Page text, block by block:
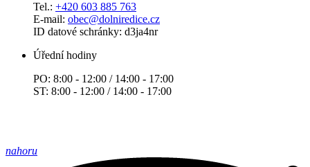
Tel.: +420 603 885 763
E-mail: obec@dolniredice.cz
ID datové schránky: d3ja4nr
Úřední hodiny
PO: 8:00 - 12:00 / 14:00 - 17:00
ST: 8:00 - 12:00 / 14:00 - 17:00
nahoru